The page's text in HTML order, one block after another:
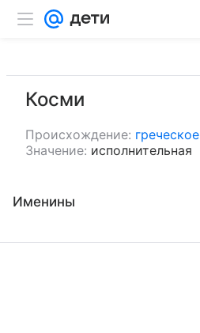
Косми
Происхождение: греческое
Значение: исполнительная
Именины